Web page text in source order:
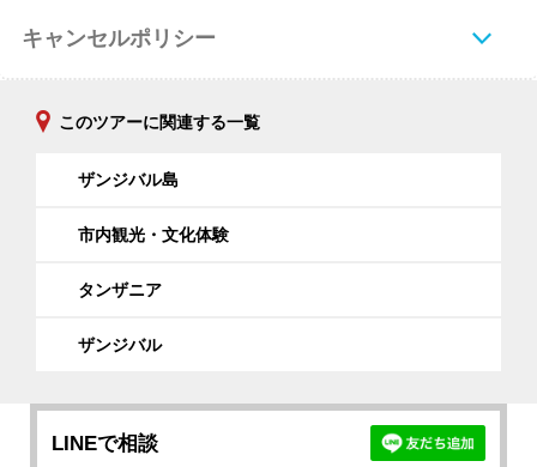
キャンセルポリシー
このツアーに関連する一覧
ザンジバル島
市内観光・文化体験
タンザニア
ザンジバル
LINEで相談